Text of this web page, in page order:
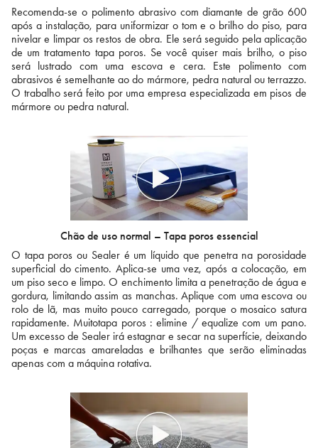
Recomenda-se o polimento abrasivo com diamante de grão 600
após a instalação, para uniformizar o tom e o brilho do piso, para
nivelar e limpar os restos de obra. Ele será seguido pela aplicação
de um tratamento tapa poros. Se você quiser mais brilho, o piso
será lustrado com uma escova e cera. Este polimento com
abrasivos é semelhante ao do mármore, pedra natural ou terrazzo.
O trabalho será feito por uma empresa especializada em pisos de
mármore ou pedra natural.
Chão de uso normal – Tapa poros essencial
O tapa poros ou Sealer é um líquido que penetra na porosidade
superficial do cimento. Aplica-se uma vez, após a colocação, em
um piso seco e limpo. O enchimento limita a penetração de água e
gordura, limitando assim as manchas. Aplique com uma escova ou
rolo de lã, mas muito pouco carregado, porque o mosaico satura
rapidamente. Muitotapa poros : elimine / equalize com um pano.
Um excesso de Sealer irá estagnar e secar na superfície, deixando
poças e marcas amareladas e brilhantes que serão eliminadas
apenas com a máquina rotativa.